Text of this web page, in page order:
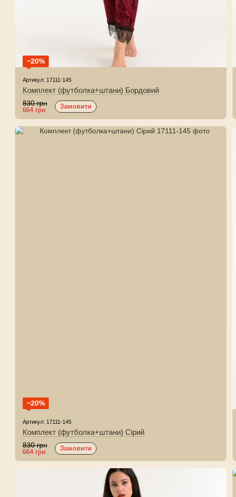
−20%
Артикул: 17111-145
Комплект (футболка+штани) Бордовий
830 грн
664 грн Замовити
−20%
Артикул: 17111-145
Комплект (футболка+штани) Сірий
830 грн
664 грн Замовити